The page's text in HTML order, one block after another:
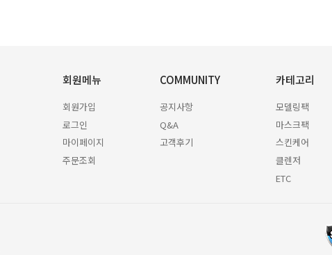
회원메뉴
회원가입
로그인
마이페이지
주문조회
COMMUNITY
공지사항
Q&A
고객후기
카테고리
모델링팩
마스크팩
스킨케어
클렌저
ETC